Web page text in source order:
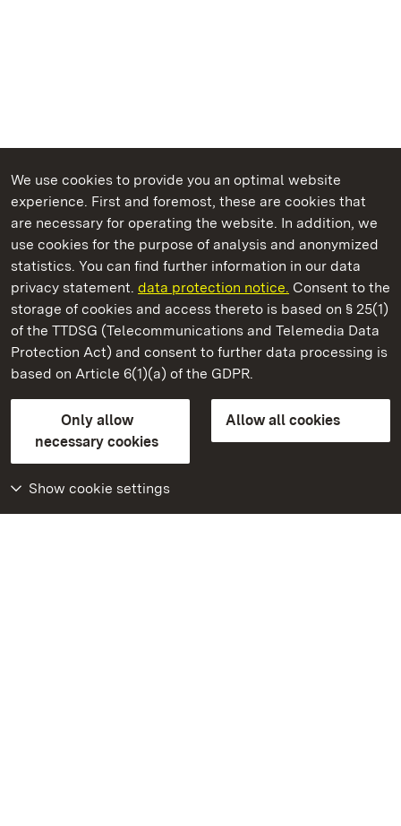
We use cookies to provide you an optimal website
experience. First and foremost, these are cookies that
are necessary for operating the website. In addition, we
use cookies for the purpose of analysis and anonymized
statistics. You can find further information in our data
privacy statement. data protection notice. Consent to the
storage of cookies and access thereto is based on § 25(1)
of the TTDSG (Telecommunications and Telemedia Data
Protection Act) and consent to further data processing is
based on Article 6(1)(a) of the GDPR.
Only allow
necessary cookies
Allow all cookies
Show cookie settings
State Palaces and Gardens of Baden-Wuerttemberg
Staatliche Schlösser und Gärten Baden‑Württemberg
State Palaces and Gardens of Baden-Wuerttemberg
Contact usFAQMasthead
Declaration on barrier-free access
BITV-konform (geprüfte Seiten)